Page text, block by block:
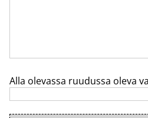
Alla olevassa ruudussa oleva